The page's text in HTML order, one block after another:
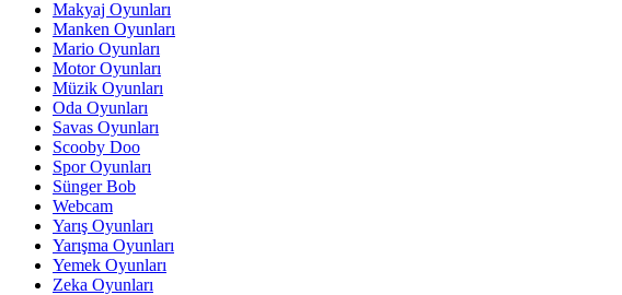
Makyaj Oyunları
Manken Oyunları
Mario Oyunları
Motor Oyunları
Müzik Oyunları
Oda Oyunları
Savas Oyunları
Scooby Doo
Spor Oyunları
Sünger Bob
Webcam
Yarış Oyunları
Yarışma Oyunları
Yemek Oyunları
Zeka Oyunları